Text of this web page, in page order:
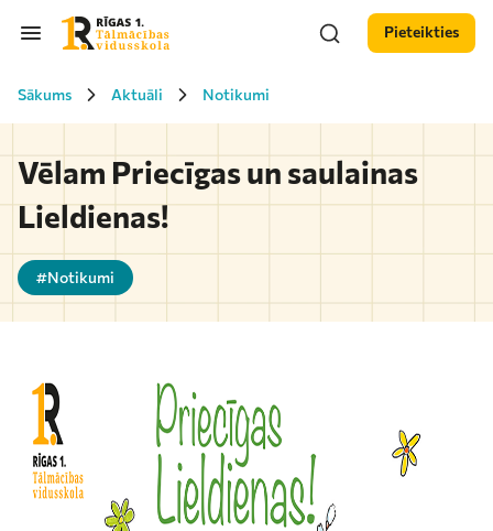
Pieteikties
Sākums Aktuāli Notikumi
Vēlam Priecīgas un saulainas
Lieldienas!
#Notikumi